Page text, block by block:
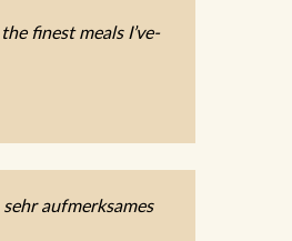
finest meals I’ve-
aufmerksames